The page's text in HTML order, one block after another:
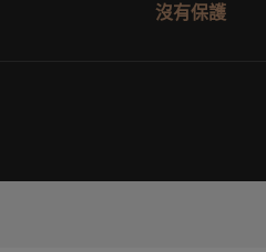
沒有保護